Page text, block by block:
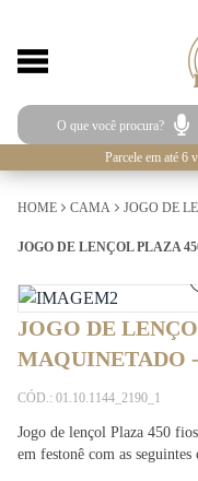
Parcele em até 6
HOME CAMA JOGO DE
JOGO DE LENÇOL PLAZA
JOGO DE
MAQUINETADO
CÓD.: 01.10.1144_2190_1
Jogo de lençol Plaza 450
em festonê com as seguintes